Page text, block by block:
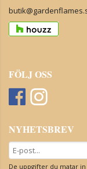
FÖLJ OSS
NYHETSBREV
De uppgifter du matar